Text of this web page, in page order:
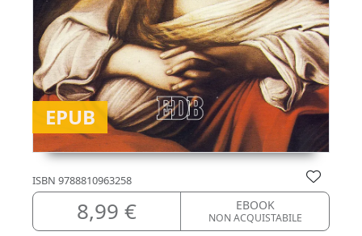
EPUB
ISBN 9788810963258
8,99 € EBOOK
NON ACQUISTABILE